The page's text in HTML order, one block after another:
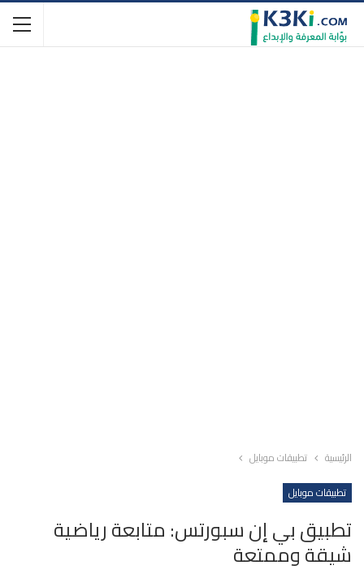
الرئيسية
تطبيقات موبايل
تطبيقات موبايل
تطبيق بي إن سبورتس: متابعة رياضية
شيقة وممتعة